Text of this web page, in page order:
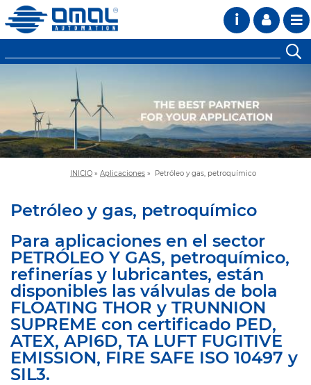
i
INICIO » Aplicaciones » Petróleo y gas, petroquímico
Petróleo y gas, petroquímico
Para aplicaciones en el sector
PETRÓLEO Y GAS, petroquímico,
refinerías y lubricantes, están
disponibles las válvulas de bola
FLOATING THOR y TRUNNION
SUPREME con certificado PED,
ATEX, API6D, TA LUFT FUGITIVE
EMISSION, FIRE SAFE ISO 10497 y
SIL3.